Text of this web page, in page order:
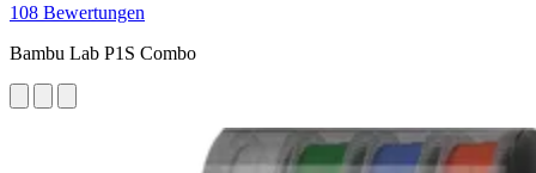
108 Bewertungen
Bambu Lab P1S Combo